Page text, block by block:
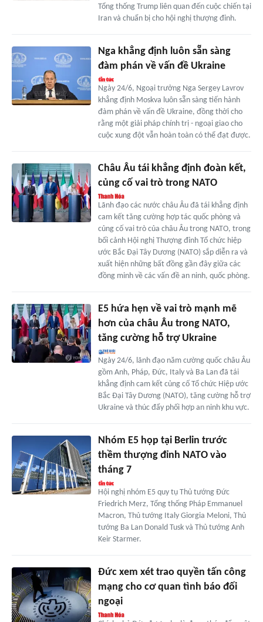
Tổng thống Trump liên quan đến cuộc chiến tại
Iran và chuẩn bị cho hội nghị thượng đỉnh.
Nga khẳng định luôn sẵn sàng
đàm phán về vấn đề Ukraine
Ngày 24/6, Ngoại trưởng Nga Sergey Lavrov
khẳng định Moskva luôn sẵn sàng tiến hành
đàm phán về vấn đề Ukraine, đồng thời cho
rằng một giải pháp chính trị - ngoại giao cho
cuộc xung đột vẫn hoàn toàn có thể đạt được.
Châu Âu tái khẳng định đoàn kết,
củng cố vai trò trong NATO
Lãnh đạo các nước châu Âu đã tái khẳng định
cam kết tăng cường hợp tác quốc phòng và
củng cố vai trò của châu Âu trong NATO, trong
bối cảnh Hội nghị Thượng đỉnh Tổ chức hiệp
ước Bắc Đại Tây Dương (NATO) sắp diễn ra và
xuất hiện những bất đồng gần đây giữa các
đồng minh về các vấn đề an ninh, quốc phòng.
E5 hứa hẹn về vai trò mạnh mẽ
hơn của châu Âu trong NATO,
tăng cường hỗ trợ Ukraine
Ngày 24/6, lãnh đạo năm cường quốc châu Âu
gồm Anh, Pháp, Đức, Italy và Ba Lan đã tái
khẳng định cam kết củng cố Tổ chức Hiệp ước
Bắc Đại Tây Dương (NATO), tăng cường hỗ trợ
Ukraine và thúc đẩy phối hợp an ninh khu vực.
Nhóm E5 họp tại Berlin trước
thềm thượng đỉnh NATO vào
tháng 7
Hội nghị nhóm E5 quy tụ Thủ tướng Đức
Friedrich Merz, Tổng thống Pháp Emmanuel
Macron, Thủ tướng Italy Giorgia Meloni, Thủ
tướng Ba Lan Donald Tusk và Thủ tướng Anh
Keir Starmer.
Đức xem xét trao quyền tấn công
mạng cho cơ quan tình báo đối
ngoại